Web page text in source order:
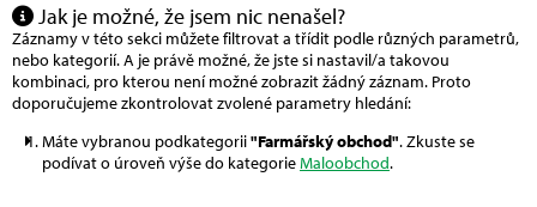
Jak je možné, že jsem nic nenašel?
Záznamy v této sekci můžete filtrovat a třídit podle různých parametrů,
nebo kategorií. A je právě možné, že jste si nastavil/a takovou
kombinaci, pro kterou není možné zobrazit žádný záznam. Proto
doporučujeme zkontrolovat zvolené parametry hledání:
Máte vybranou podkategorii"Farmářský obchod". Zkuste se
podívat o úroveň výše do kategorieMaloobchod.